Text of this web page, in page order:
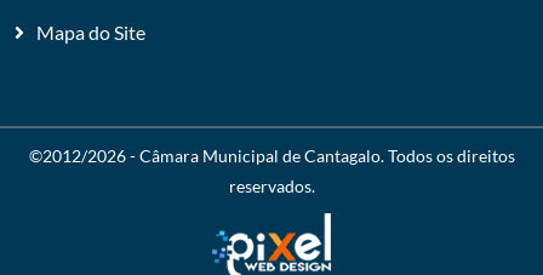
Mapa do Site
©2012/2026 -Câmara Municipal de Cantagalo. Todos os direitos
reservados.